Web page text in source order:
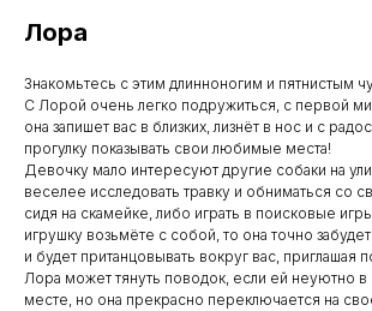
Лора
Знакомьтесь с этим длинноногим и пятнистым
С Лорой очень легко подружиться, с первой
она запишет вас в близких, лизнёт в нос и с
прогулку показывать свои любимые места!
Девочку мало интересуют другие собаки на
веселее исследовать травку и обниматься со
сидя на скамейке, либо играть в поисковые
игрушку возьмёте с собой, то она точно
и будет пританцовывать вокруг вас, приглашая
Лора может тянуть поводок, если ей неуютно
месте, но она прекрасно переключается на